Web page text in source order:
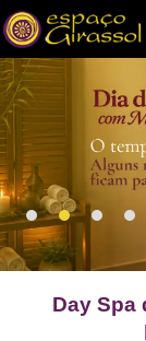
Day Spa